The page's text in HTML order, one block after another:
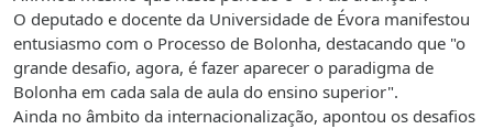
O deputado e docente da Universidade de Évora manifestou
entusiasmo com o Processo de Bolonha, destacando que "o
grande desafio, agora, é fazer aparecer o paradigma de
Bolonha em cada sala de aula do ensino superior".
Ainda no âmbito da internacionalização, apontou os desafios